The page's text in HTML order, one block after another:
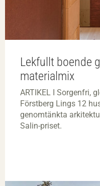
Lekfullt boende
materialmix
ARTIKEL I Sorgenfri,
Förstberg Lings 12
genomtänkta
Salin-priset.